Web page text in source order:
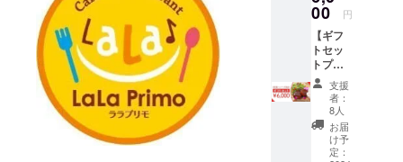
加物等
の食品
表示は
お届け
商品の
ラベル
に表記
されま
す。 商
品開封
前には
260〜
280g ※
お届け
するの
は
ジャー
クチキ
ン/タン
ドリー
チキン
のみと
00 円
【ギフ
トセッ
トプラ
ン】 自
家製ハ
ンバー
グ8食分
をお届
けいた
支援
者：
8人
お届
け予
定：